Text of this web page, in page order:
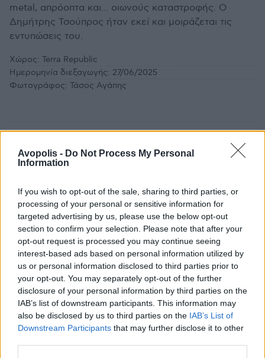
Avopolis - Do Not Process My Personal
Information
If you wish to opt-out of the sale, sharing to third parties, or
processing of your personal or sensitive information for
targeted advertising by us, please use the below opt-out
section to confirm your selection. Please note that after your
opt-out request is processed you may continue seeing
interest-based ads based on personal information utilized by
us or personal information disclosed to third parties prior to
your opt-out. You may separately opt-out of the further
disclosure of your personal information by third parties on the
IAB’s list of downstream participants. This information may
also be disclosed by us to third parties on the IAB’s List of
Downstream Participants that may further disclose it to other
metal, απρόοπτα και... οιωνούς καταστροφής. Ο
Δημήτρης Τσούπρος ήταν εκεί και μοιράζεται τις
εντυπώσεις του.
Χώρος: Terra Republic
Ημερομηνία διεξαγωγής: 27/06/2025
Φωτογράφος: Τάσος Αγάπης
ΕΎΗ ΠΑΠΑΓΙΆΝΝΗ ΣΥΝΑΥΛΙΕΣ - ΕΛΛΗΝΙΚΑ ΙΟΥΝ 27,2025
NEKROTSOULITHRA • TURBOFLOW3000 &
friends • GXHAN X STOLOU στην Τεχνόπολη